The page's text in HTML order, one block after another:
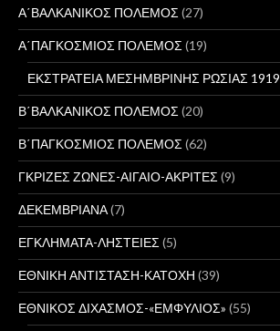
Α΄ΒΑΛΚΑΝΙΚΟΣ ΠΟΛΕΜΟΣ (27)
Α΄ΠΑΓΚΟΣΜΙΟΣ ΠΟΛΕΜΟΣ (19)
ΕΚΣΤΡΑΤΕΙΑ ΜΕΣΗΜΒΡΙΝΗΣ ΡΩΣΙΑΣ 1919
Β΄ΒΑΛΚΑΝΙΚΟΣ ΠΟΛΕΜΟΣ (20)
Β΄ΠΑΓΚΟΣΜΙΟΣ ΠΟΛΕΜΟΣ (62)
ΓΚΡΙΖΕΣ ΖΩΝΕΣ-ΑΙΓΑΙΟ-ΑΚΡΙΤΕΣ (9)
ΔΕΚΕΜΒΡΙΑΝΑ(7)
ΕΓΚΛΗΜΑΤΑ-ΛΗΣΤΕΙΕΣ (5)
ΕΘΝΙΚΗ ΑΝΤΙΣΤΑΣΗ-ΚΑΤΟΧΗ (39)
ΕΘΝΙΚΟΣ ΔΙΧΑΣΜΟΣ-«ΕΜΦΥΛΙΟΣ» (55)